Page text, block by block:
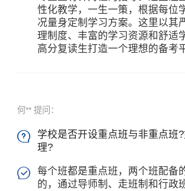
性化教学，一生一策，根据每位
况量身定制学习方案。这里以其
理制度、丰富的学习资源和舒适
高分复读生打造一个理想的备考
何** 提问：

学校是否开设重点班与非重点班
理?

每个班都是重点班，两个班配备
的，通过导师制、走班制和行政